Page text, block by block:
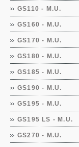
GS110 - M.U.
GS160 - M.U.
GS170 - M.U.
GS180 - M.U.
GS185 - M.U.
GS190 - M.U.
GS195 - M.U.
GS195 LS - M.U.
GS270 - M.U.